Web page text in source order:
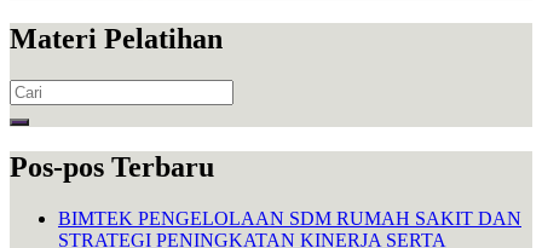
Materi Pelatihan
Search
for:
Pos-pos Terbaru
BIMTEK PENGELOLAAN SDM RUMAH SAKIT DAN
STRATEGI PENINGKATAN KINERJA SERTA